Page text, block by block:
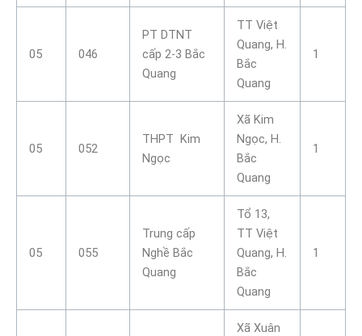
05 046
PT DTNT
cấp 2-3 Bắc
Quang
TT Việt
Quang, H.
Bắc
Quang
1
05 052
THPT Kim
Ngọc
Xã Kim
Ngọc, H.
Bắc
Quang
1
05 055
Trung cấp
Nghề Bắc
Quang
Tổ 13,
TT Việt
Quang, H.
Bắc
Quang
1
Xã Xuân